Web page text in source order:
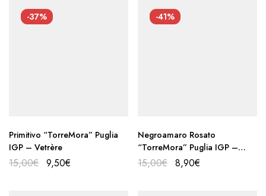
-37%
Primitivo “TorreMora” Puglia
IGP – Vetrère
15,00€ 9,50€
-41%
Negroamaro Rosato
“TorreMora” Puglia IGP –
Vetrère
15,00€ 8,90€